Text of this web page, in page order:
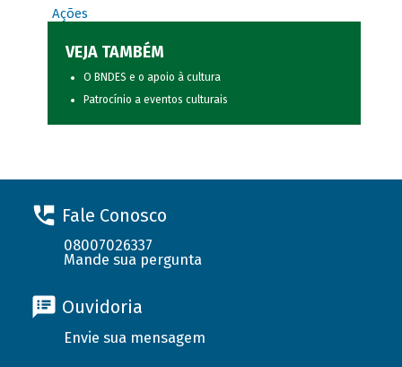
Ações
VEJA TAMBÉM
O BNDES e o apoio à cultura
Patrocínio a eventos culturais
Fale Conosco
08007026337
Mande sua pergunta
Ouvidoria
Envie sua mensagem